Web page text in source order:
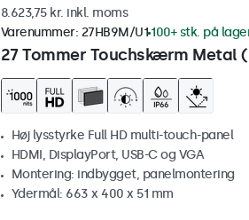
8.623,75 kr. inkl. moms
27 Tommer Touchskærm Metal
Varenummer: 27HB9M/U1 100+ stk. på
Høj lysstyrke Full HD multi-touch-panel
HDMI, DisplayPort, USB-C og VGA
Montering: indbygget, panelmontering
Ydermål: 663 x 400 x 51 mm